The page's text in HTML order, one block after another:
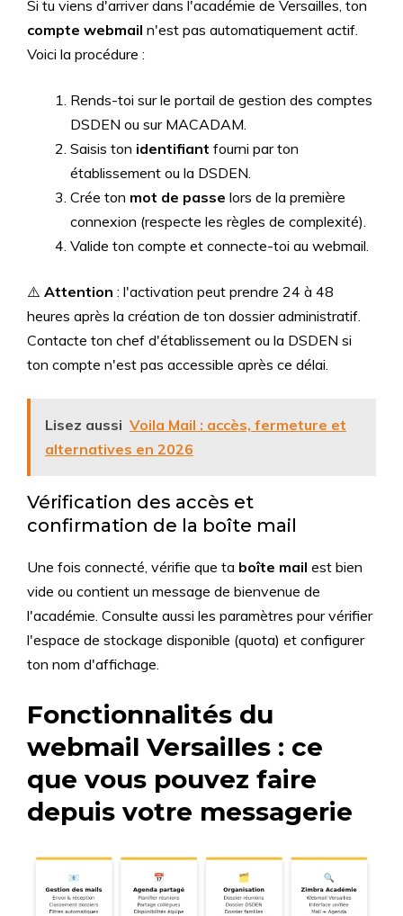
Si tu viens d'arriver dans l'académie de Versailles, ton
compte webmail n'est pas automatiquement actif.
Voici la procédure :
Rends-toi sur le portail de gestion des comptes
DSDEN ou sur MACADAM.
Saisis ton identifiant fourni par ton
établissement ou la DSDEN.
Crée ton mot de passe lors de la première
connexion (respecte les règles de complexité).
Valide ton compte et connecte-toi au webmail.
⚠️ Attention : l'activation peut prendre 24 à 48
heures après la création de ton dossier administratif.
Contacte ton chef d'établissement ou la DSDEN si
ton compte n'est pas accessible après ce délai.
Lisez aussi Voila Mail : accès, fermeture et
alternatives en 2026
Vérification des accès et
confirmation de la boîte mail
Une fois connecté, vérifie que ta boîte mail est bien
vide ou contient un message de bienvenue de
l'académie. Consulte aussi les paramètres pour vérifier
l'espace de stockage disponible (quota) et configurer
ton nom d'affichage.
Fonctionnalités du
webmail Versailles : ce
que vous pouvez faire
depuis votre messagerie